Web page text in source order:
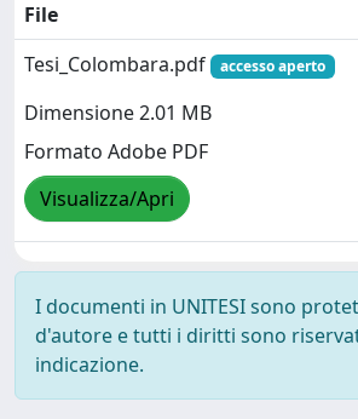
File
Tesi_Colombara.pdf
accesso aperto
Dimensione 2.01 MB
Formato Adobe PDF
Visualizza/Apri
I documenti in UNITESI sono
d'autore e tutti i diritti sono
indicazione.